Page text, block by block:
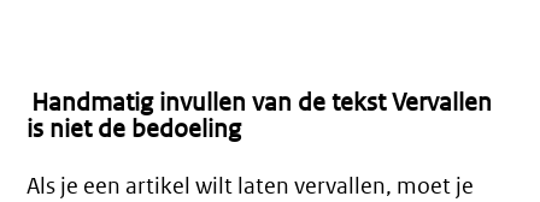
Handmatig invullen van de tekst Vervallen
is niet de bedoeling
Als je een artikel wilt laten vervallen, moet je